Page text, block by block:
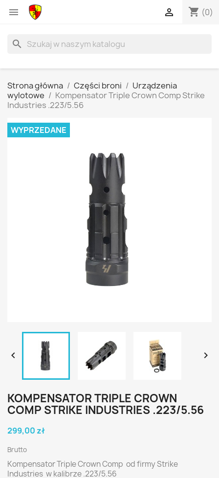
 shopping_cart (0)

search
Strona główna Części broni
Urządzenia
wylotowe
Kompensator Triple Crown Comp Strike
Industries .223/5.56
WYPRZEDANE
 
KOMPENSATOR TRIPLE CROWN
COMP STRIKE INDUSTRIES .223/5.56
299,00 zł
Brutto
Kompensator Triple Crown Comp od firmy Strike
Industries w kalibrze .223/5.56